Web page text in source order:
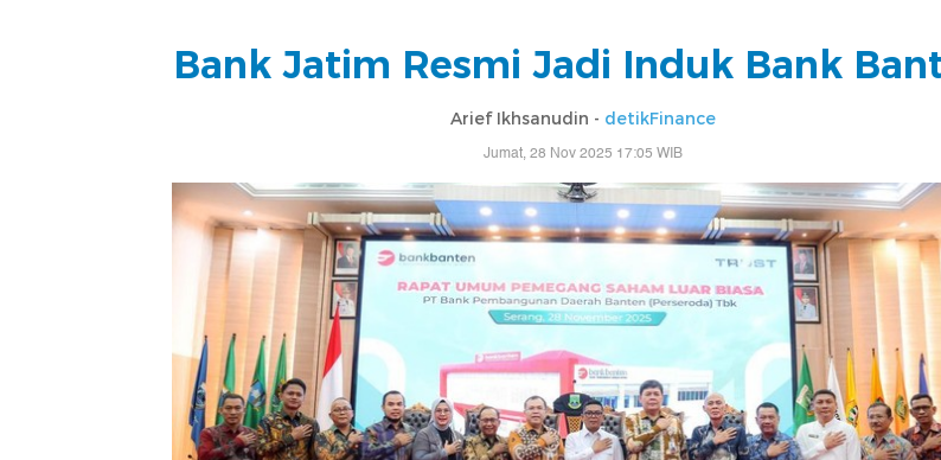
Bank Jatim Resmi Jadi Induk Bank
Arief Ikhsanudin - detikFinance
Jumat, 28 Nov 2025 17:05 WIB